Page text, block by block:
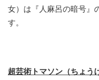
女）は『人麻呂の暗号』
す。
超芸術トマソン（ちょう